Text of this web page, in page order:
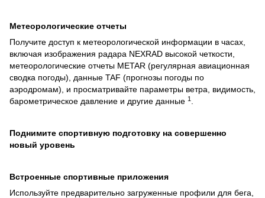
Метеорологические отчеты
Получите доступ к метеорологической информации в часах,
включая изображения радара NEXRAD высокой четкости,
метеорологические отчеты METAR (регулярная авиационная
сводка погоды), данные TAF (прогнозы погоды по
аэродромам), и просматривайте параметры ветра, видимость,
барометрическое давление и другие данные 1 .
Поднимите спортивную подготовку на совершенно
новый уровень
Встроенные спортивные приложения
Используйте предварительно загруженные профили для бега,